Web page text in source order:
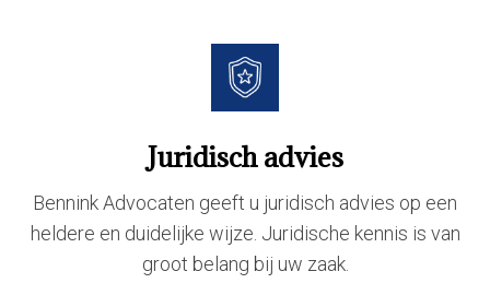
Juridisch advies
Bennink Advocaten geeft u juridisch advies op een
heldere en duidelijke wijze. Juridische kennis is van
groot belang bij uw zaak.